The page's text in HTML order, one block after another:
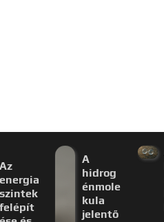
Az
energia
szintek
felépít
A
hidrog
énmole
kula
jelentő